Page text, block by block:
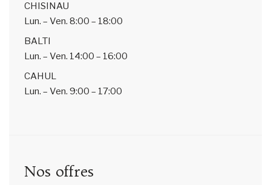
CHISINAU
Lun. – Ven. 8:00 – 18:00
BALTI
Lun. – Ven. 14:00 – 16:00
CAHUL
Lun. – Ven. 9:00 – 17:00
Nos offres